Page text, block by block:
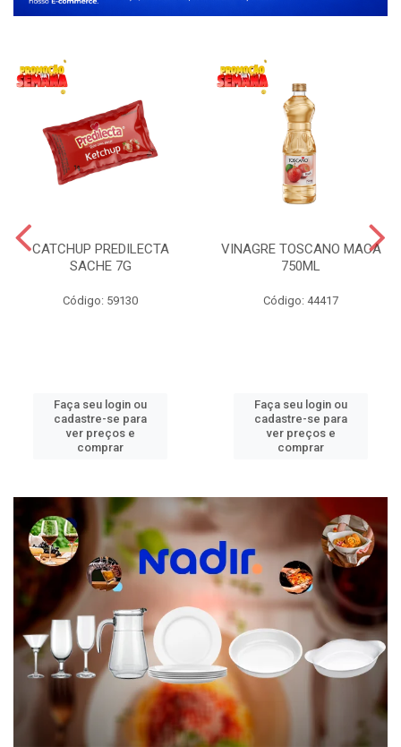
CATCHUP PREDILECTA
SACHE 7G
Código: 59130
Faça seu login ou
cadastre-se para
ver preços e
comprar
VINAGRE TOSCANO MACA
750ML
Código: 44417
Faça seu login ou
cadastre-se para
ver preços e
comprar